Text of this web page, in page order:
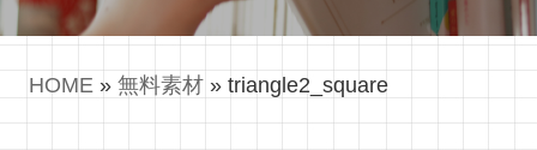
HOME » 無料素材 » triangle2_square